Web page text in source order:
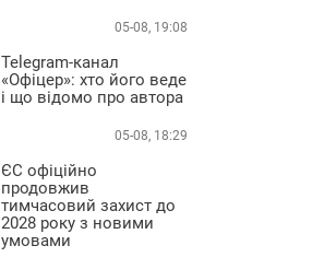
05-08, 19:08
Telegram-канал
«Офіцер»: хто його веде
і що відомо про автора
05-08, 18:29
ЄС офіційно
продовжив
тимчасовий захист до
2028 року з новими
умовами